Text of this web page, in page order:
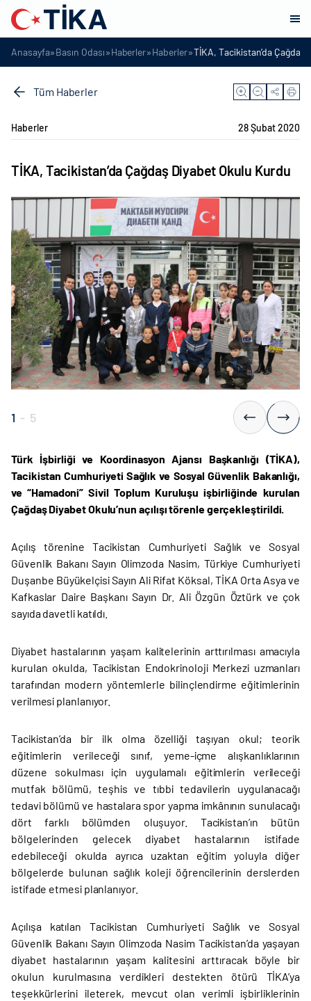
Anasayfa»Basın Odası»Haberler»Haberler»TİKA, Tacikistan’da
Tüm Haberler
Haberler 28 Şubat 2020
TİKA, Tacikistan’da Çağdaş Diyabet Okulu Kurdu
1 - 5
Türk İşbirliği ve Koordinasyon Ajansı Başkanlığı (TİKA),
Tacikistan Cumhuriyeti Sağlık ve Sosyal Güvenlik Bakanlığı,
ve“Hamadoni” Sivil Toplum Kuruluşu işbirliğinde kurulan
Çağdaş Diyabet Okulu’nun açılışı törenle gerçekleştirildi.
Açılış törenine Tacikistan Cumhuriyeti Sağlık ve Sosyal
Güvenlik Bakanı Sayın Olimzoda Nasim, Türkiye Cumhuriyeti
Duşanbe Büyükelçisi Sayın Ali Rifat Köksal, TİKA Orta Asya ve
Kafkaslar Daire Başkanı Sayın Dr. Ali Özgün Öztürk ve çok
sayıda davetli katıldı.
Diyabet hastalarının yaşam kalitelerinin arttırılması amacıyla
kurulan okulda, Tacikistan Endokrinoloji Merkezi uzmanları
tarafından modern yöntemlerle bilinçlendirme eğitimlerinin
verilmesi planlanıyor.
Tacikistan’da bir ilk olma özelliği taşıyan okul; teorik
eğitimlerin verileceği sınıf, yeme-içme alışkanlıklarının
düzene sokulması için uygulamalı eğitimlerin verileceği
mutfak bölümü, teşhis ve tıbbi tedavilerin uygulanacağı
tedavi bölümü ve hastalara spor yapma imkânının sunulacağı
dört farklı bölümden oluşuyor. Tacikistan’ın bütün
bölgelerinden gelecek diyabet hastalarının istifade
edebileceği okulda ayrıca uzaktan eğitim yoluyla diğer
bölgelerde bulunan sağlık koleji öğrencilerinin derslerden
istifade etmesi planlanıyor.
Açılışa katılan Tacikistan Cumhuriyeti Sağlık ve Sosyal
Güvenlik Bakanı Sayın Olimzoda Nasim Tacikistan’da yaşayan
diyabet hastalarının yaşam kalitesini arttıracak böyle bir
okulun kurulmasına verdikleri destekten ötürü TİKA’ya
teşekkürlerini ileterek, mevcut olan verimli işbirliklerinin